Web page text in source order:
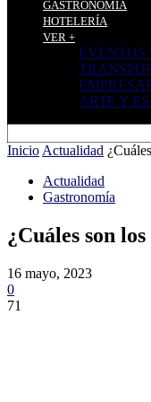
GASTRONOMÍA
HOTELERÍA
VER +
EVENTOS
ARTE Y
Inicio Actualidad
Actualidad
Gastronomía
¿Cuáles son
16 mayo, 2023
0
71